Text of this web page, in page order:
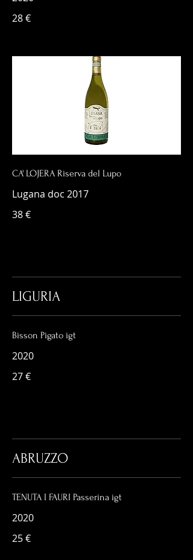
28 €
CA' LOJERA Riserva del Lupo
Lugana doc 2017
38 €
LIGURIA
Bisson Pigato igt
2020
27 €
ABRUZZO
TENUTA I FAURI Passerina igt
2020
25 €